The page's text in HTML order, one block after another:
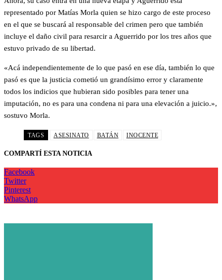
representado por Matías Morla quien se hizo cargo de este proceso
en el que se buscará al responsable del crimen pero que también
incluye el daño civil para resarcir a Aguerrido por los tres años que
estuvo privado de su libertad.
«Acá independientemente de lo que pasó en ese día, también lo que
pasó es que la justicia cometió un grandísimo error y claramente
todos los indicios que hubieran sido posibles para tener una
imputación, no es para una condena ni para una elevación a juicio.»,
sostuvo Morla.
TAGS ASESINATO BATÁN INOCENTE
COMPARTÍ ESTA NOTICIA
Facebook
Twitter
Pinterest
WhatsApp